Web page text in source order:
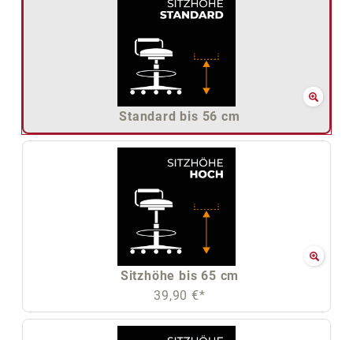
Standard bis 56 cm
Sitzhöhe bis 65 cm
39,90 €*